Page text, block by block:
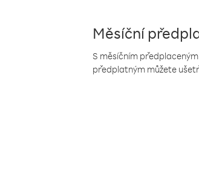
Měsíční
S měsíčním
předplatným můžete